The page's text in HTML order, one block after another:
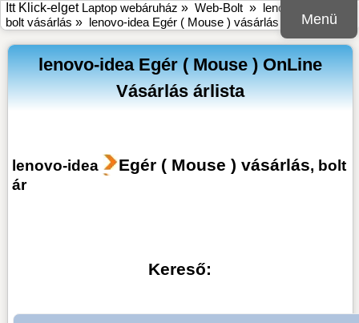
Menü
Itt Klick-elget Laptop webáruház » Web-Bolt » lenovo-idea online
bolt vásárlás » lenovo-idea Egér ( Mouse ) vásárlás
lenovo-idea Egér ( Mouse ) OnLine
Vásárlás árlista
lenovo-idea Egér ( Mouse ) vásárlás, bolt
ár
Kereső: